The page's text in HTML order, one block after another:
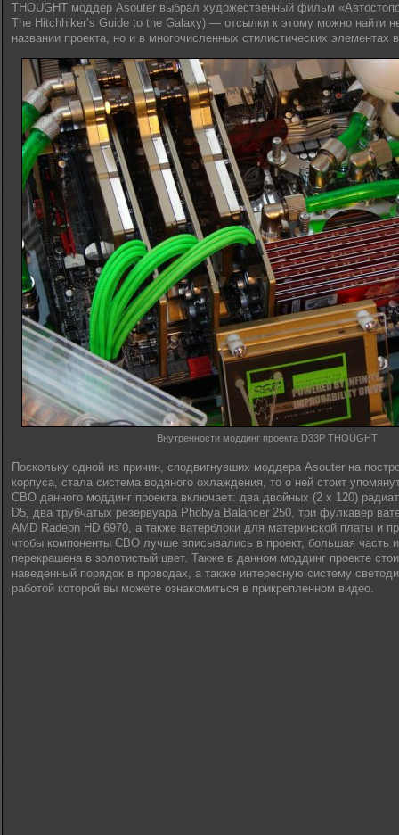
THOUGHT моддер Asouter выбрал художественный фильм
The Hitchhiker’s Guide to the Galaxy) — отсылки к этому можно найти
названии проекта, но и в многочисленных стилистических элементах
Внутренности моддинг проекта D33P THOUGHT
Поскольку одной из причин, сподвигнувших моддера Asouter на
корпуса, стала система водяного охлаждения, то о ней стоит
СВО данного моддинг проекта включает: два двойных (2 х 120)
D5, два трубчатых резервуара Phobya Balancer 250, три фулкавер
AMD Radeon HD 6970, а также ватерблоки для материнской платы и
чтобы компоненты СВО лучше вписывались в проект, большая часть
перекрашена в золотистый цвет. Также в данном моддинг проекте
наведенный порядок в проводах, а также интересную систему
работой которой вы можете ознакомиться в прикрепленном видео.